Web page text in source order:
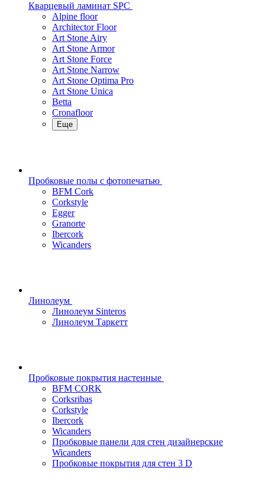
Кварцевый ламинат SPC
Alpine floor
Architector Floor
Art Stone Airy
Art Stone Armor
Art Stone Force
Art Stone Narrow
Art Stone Optima Pro
Art Stone Unica
Betta
Cronafloor
Еще
Пробковые полы с фотопечатью
BFM Cork
Corkstyle
Egger
Granorte
Ibercork
Wicanders
Линолеум
Линолеум Sinteros
Линолеум Таркетт
Пробковые покрытия настенные
BFM CORK
Corksribas
Corkstyle
Ibercork
Wicanders
Пробковые панели для стен дизайнерские
Wicanders
Пробковые покрытия для стен 3 D